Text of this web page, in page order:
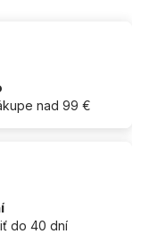
nad 99 €
do 40 dní